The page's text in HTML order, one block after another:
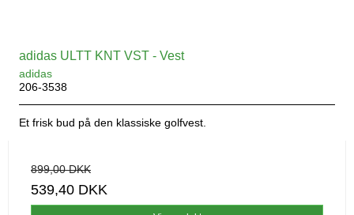
adidas ULTT KNT VST - Vest
adidas
206-3538
Et frisk bud på den klassiske golfvest.
899,00 DKK
539,40 DKK